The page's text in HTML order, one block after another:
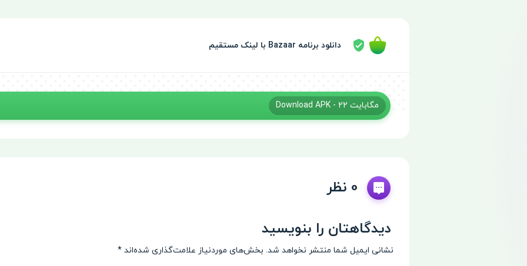
دانلود برنامه Bazaar با لینک مستقیم
Download APK - 22 مگابایت
0 نظر
دیدگاهتان را بنویسید
نشانی ایمیل شما منتشر نخواهد شد. بخش‌های موردنیاز علامت‌گذاری شده‌اند *